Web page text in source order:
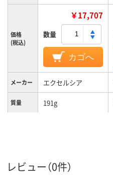
価格
(税込)
￥17,707
数量
カゴへ
メーカー エクセルシア
質量 191g
レビュー（0件）